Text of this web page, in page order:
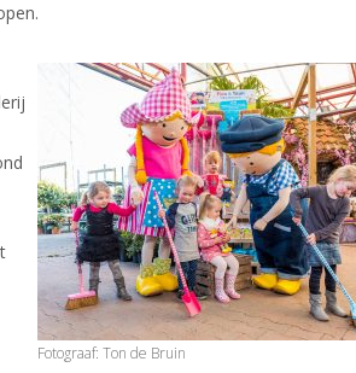
Fotograaf: Ton de Bruin